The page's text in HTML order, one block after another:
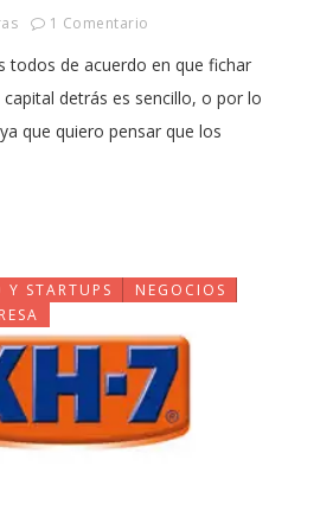
1 Comentario
todos de acuerdo en que fichar
detrás es sencillo, o por lo
que quiero pensar que los
Y STARTUPS
NEGOCIOS